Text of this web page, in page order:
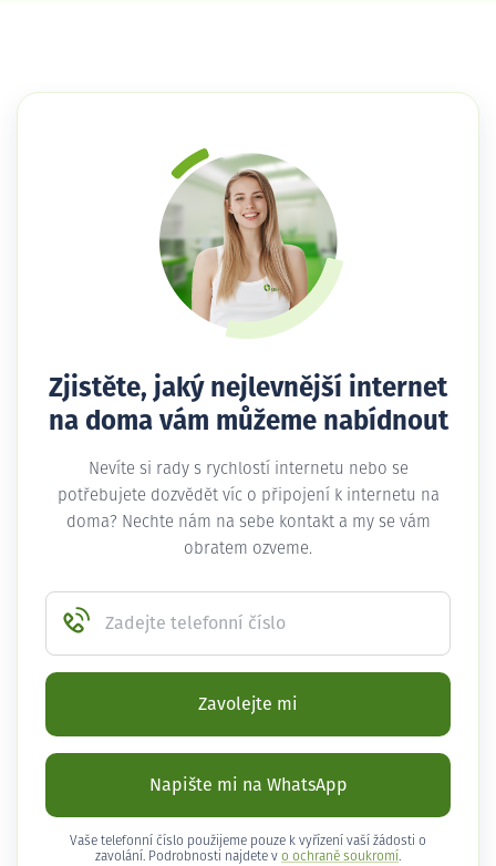
Zjistěte, jaký nejlevnější internet
na doma vám můžeme nabídnout
Nevíte si rady s rychlostí internetu nebo se
potřebujete dozvědět víc o připojení k internetu na
doma? Nechte nám na sebe kontakt a my se vám
obratem ozveme.
Zadejte telefonní číslo
Zavolejte mi
Napište mi na WhatsApp
Vaše telefonní číslo použijeme pouze k vyřízení vaší žádosti o
zavolání. Podrobnosti najdete v o ochraně soukromí .